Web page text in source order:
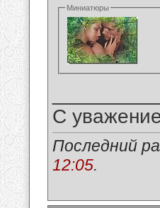
Миниатюры
С
Последний
12:05.